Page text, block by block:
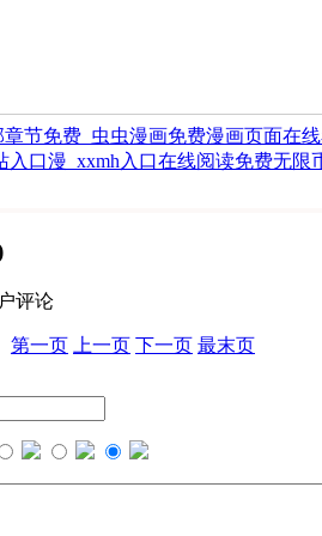
节免费_虫虫漫画免费漫画页面在
入口漫_xxmh入口在线阅读免费无限
评论
第一页 上一页 下一页 最末页